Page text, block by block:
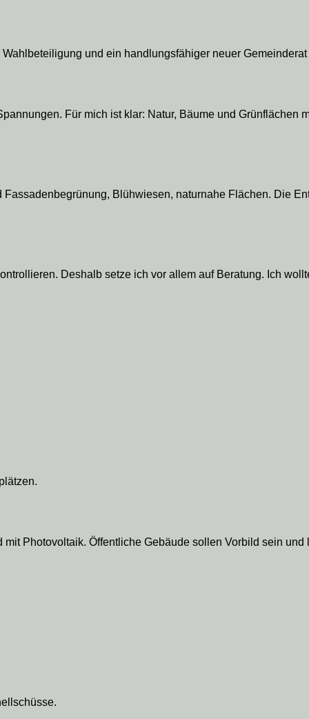
und ein handlungsfähiger neuer
Für mich ist klar: Natur, Bäume und
Blühwiesen, naturnahe Flächen. Die
Deshalb setze ich vor allem auf Beratung. Ich
Photovoltaik. Öffentliche Gebäude sollen Vorbild sein